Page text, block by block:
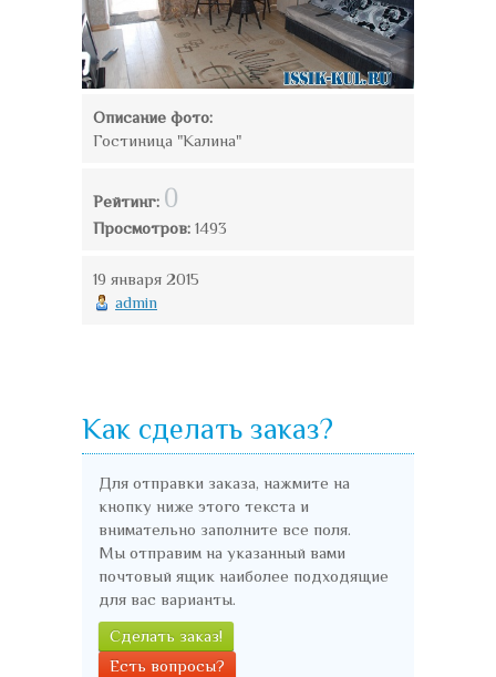
Описание фото:
Гостиница "Калина"
Рейтинг: 0
Просмотров: 1493
19 января 2015
admin
Как сделать заказ?
Для отправки заказа, нажмите на
кнопку ниже этого текста и
внимательно заполните все поля.
Мы отправим на указанный вами
почтовый ящик наиболее подходящие
для вас варианты.
Сделать заказ!
Есть вопросы?